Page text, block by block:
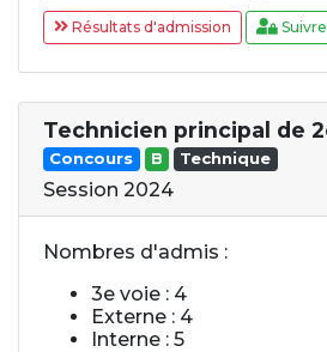
Résultats d'admission
Technicien principal de
Concours B Technique
Session 2024
Nombres d'admis :
3e voie : 4
Externe : 4
Interne : 5